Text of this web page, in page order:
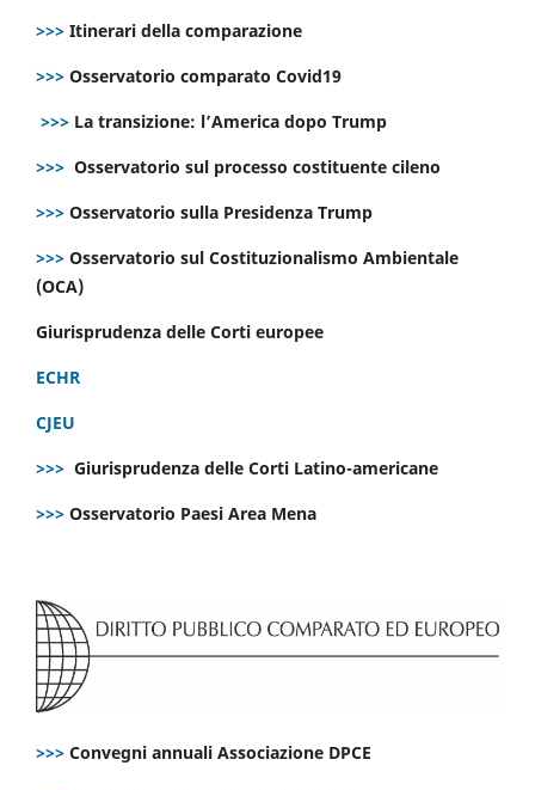
>>> Itinerari della comparazione
>>> Osservatorio comparato Covid19
>>> La transizione: l’America dopo Trump
>>> Osservatorio sul processo costituente cileno
>>> Osservatorio sulla Presidenza Trump
>>> Osservatorio sul Costituzionalismo Ambientale
(OCA)
Giurisprudenza delle Corti europee
ECHR
CJEU
>>> Giurisprudenza delle Corti Latino-americane
>>> Osservatorio Paesi Area Mena
>>> Convegni annuali Associazione DPCE